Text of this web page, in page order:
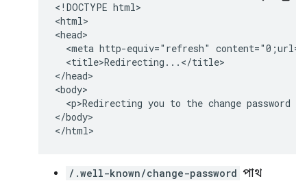
<!DOCTYPE html>
<html>
<head>
<meta http-equiv="refresh"
  <title>Redirecting...</title>
</head>
<body>
<p>Redirecting you to the change password
</body>
/.well-known/change-password পাথ